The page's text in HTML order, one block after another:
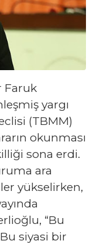
Faruk
yargı
(TBMM)
okunması
sona erdi.
ara
yükselirken,
“Bu
siyasi bir